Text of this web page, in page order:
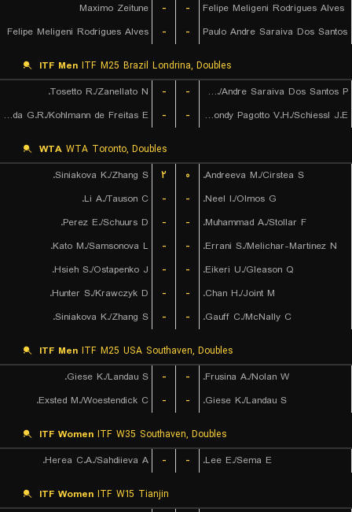
Maximo Zeitune
- -
Felipe Meligeni Rodrigues Alves
Felipe Meligeni Rodrigues Alves
- - Paulo Andre Saraiva Dos Santos
ITF Men ITF M25 Brazil Londrina, Doubles
Tosetto R./Zanellato N.
- -
Leite W./Andre Saraiva Dos Santos P.
de Almeida G.R./Kohlmann de Freitas E.
- - Remondy Pagotto V.H./Schiessl J.E.
WTA WTA Toronto, Doubles
Siniakova K./Zhang S.
۲ ۰
Andreeva M./Cirstea S.
Li A./Tauson C.
- -
Neel I./Olmos G.
Perez E./Schuurs D.
- -
Muhammad A./Stollar F.
Kato M./Samsonova L.
- -
Errani S./Melichar-Martinez N.
Hsieh S./Ostapenko J.
- -
Eikeri U./Gleason Q.
Hunter S./Krawczyk D.
- -
Chan H./Joint M.
Siniakova K./Zhang S.
- - Gauff C./McNally C.
ITF Men ITF M25 USA Southaven, Doubles
Giese K./Landau S.
- -
Frusina A./Nolan W.
Exsted M./Woestendick C.
- - Giese K./Landau S.
ITF Women ITF W35 Southaven, Doubles
Herea C.A./Sahdiieva A.
- - Lee E./Sema E.
ITF Women ITF W15 Tianjin